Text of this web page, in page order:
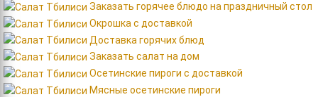
Заказать горячее блюдо на праздничный стол
Окрошка с доставкой
Доставка горячих блюд
Заказать салат на дом
Осетинские пироги с доставкой
Мясные осетинские пироги